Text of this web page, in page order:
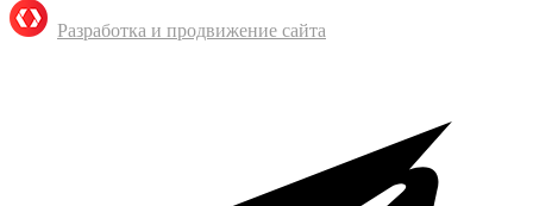
Разработка и продвижение сайта